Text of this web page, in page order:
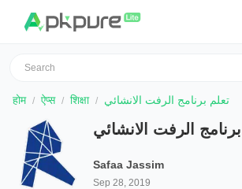
होम ऐप्स शिक्षा تعلم برنامج الرفت الانشائي
الرفت الانشائي
Safaa Jassim
Sep 28, 2019